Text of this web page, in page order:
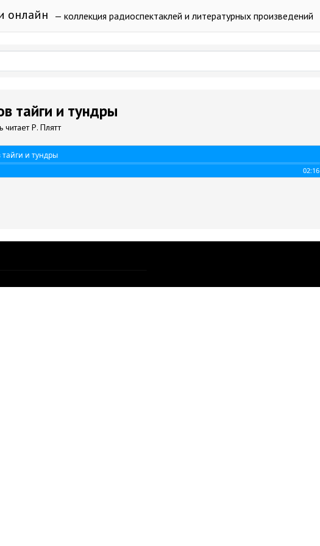
онлайн — коллекция радиоспектаклей и литературных произведений
тайги и тундры
Р. Плятт
и тундры
02:16